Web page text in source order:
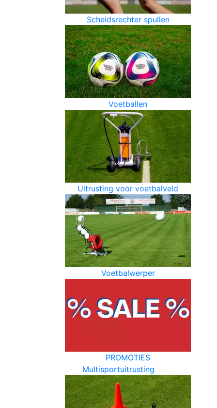
Scheidsrechter spullen
Voetballen
Uitrusting voor voetbalveld
Voetbalwerper
PROMOTIES
Multisportuitrusting